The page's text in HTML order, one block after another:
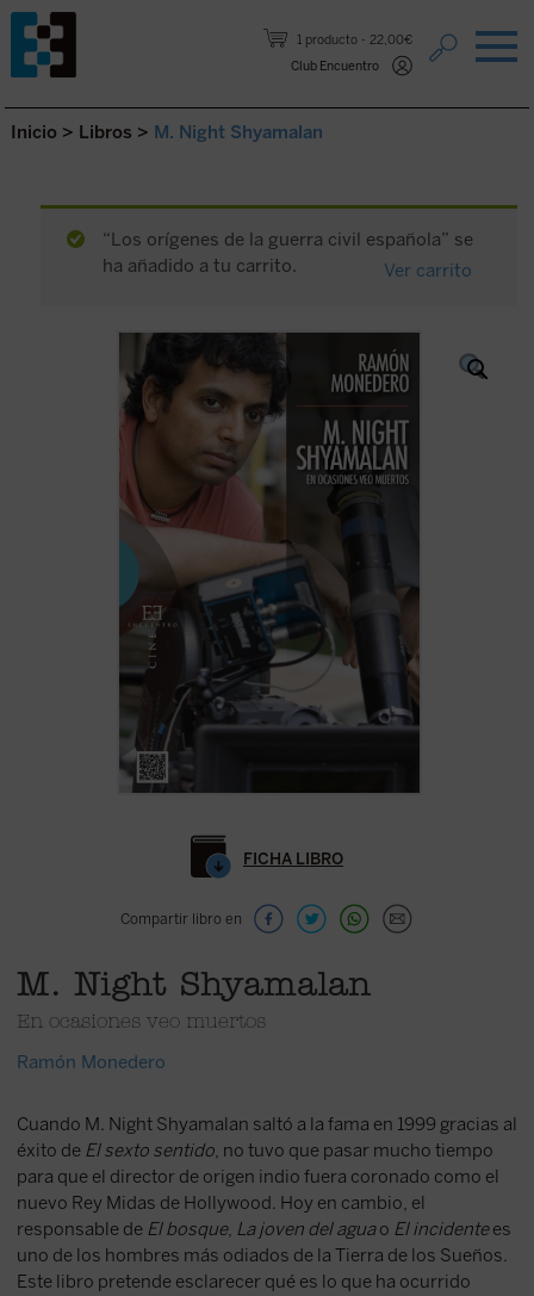
1 producto
22,00€
Club Encuentro
Saltar al contenido.
Inicio > Libros > M. Night Shyamalan
“Los orígenes de la guerra civil española” se
ha añadido a tu carrito.
Ver carrito
FICHA LIBRO
Compartir libro en
M. Night Shyamalan
En ocasiones veo muertos
Ramón Monedero
Cuando M. Night Shyamalan saltó a la fama en 1999 gracias al
éxito de El sexto sentido, no tuvo que pasar mucho tiempo
para que el director de origen indio fuera coronado como el
nuevo Rey Midas de Hollywood. Hoy en cambio, el
responsable de El bosque, La joven del aguao El incidentees
uno de los hombres más odiados de la Tierra de los Sueños.
Este libro pretende esclarecer qué es lo que ha ocurrido